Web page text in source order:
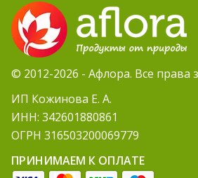
© 2012-2026 - Афлора. Все
ИП Кожинова Е. А.
ИНН: 342601880861
ОГРН 316503200069779
ПРИНИМАЕМ К ОПЛАТЕ